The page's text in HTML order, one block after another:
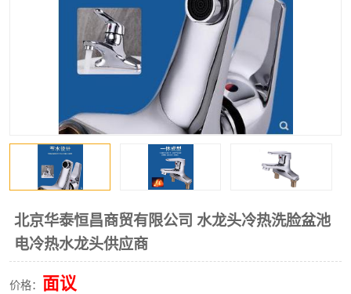
北京华泰恒昌商贸有限公司 水龙头冷热洗脸盆池
电冷热水龙头供应商
价格： 面议